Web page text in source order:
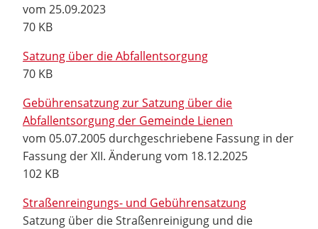
vom 25.09.2023
70 KB
Satzung über die Abfallentsorgung
70 KB
Gebührensatzung zur Satzung über die
Abfallentsorgung der Gemeinde Lienen
vom 05.07.2005 durchgeschriebene Fassung in der
Fassung der XII. Änderung vom 18.12.2025
102 KB
Straßenreingungs- und Gebührensatzung
Satzung über die Straßenreinigung und die